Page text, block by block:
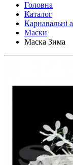
Головна
Каталог
Карнавальні
Маски
Маска Зима